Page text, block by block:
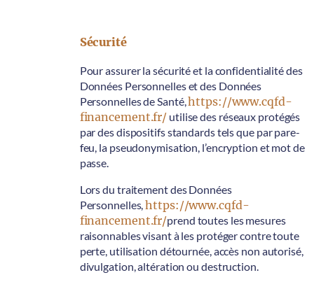
Sécurité
Pour assurer la sécurité et la confidentialité des
Données Personnelles et des Données
Personnelles de Santé,https://www.cqfd-
financement.fr/ utilise des réseaux protégés
par des dispositifs standards tels que par pare-
feu, la pseudonymisation, l’encryption et mot de
passe.
Lors du traitement des Données
Personnelles,https://www.cqfd-
financement.fr/prend toutes les mesures
raisonnables visant à les protéger contre toute
perte, utilisation détournée, accès non autorisé,
divulgation, altération ou destruction.